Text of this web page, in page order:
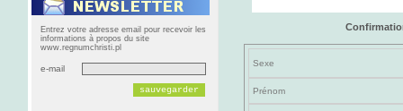
Entrez votre adresse email pour recevoir les
informations à propos du site
www.regnumchristi.pl
e-mail
Sexe
Prénom